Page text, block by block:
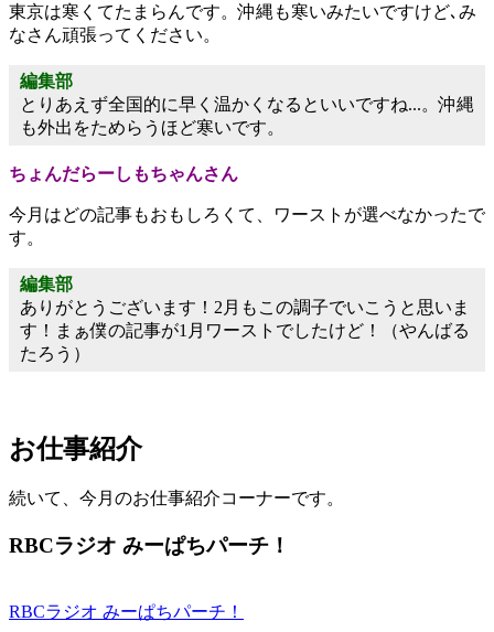
東京は寒くてたまらんです。沖縄も寒いみたいですけど､み
なさん頑張ってください。
編集部
とりあえず全国的に早く温かくなるといいですね...。沖縄
も外出をためらうほど寒いです。
ちょんだらーしもちゃんさん
今月はどの記事もおもしろくて、ワーストが選べなかったで
す。
編集部
ありがとうございます！2月もこの調子でいこうと思いま
す！まぁ僕の記事が1月ワーストでしたけど！（やんばる
たろう）
お仕事紹介
続いて、今月のお仕事紹介コーナーです。
RBCラジオ みーぱちパーチ！
RBCラジオ みーぱちパーチ！